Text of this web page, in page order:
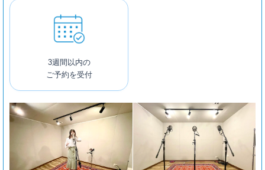
3週間以内の
ご予約を受付